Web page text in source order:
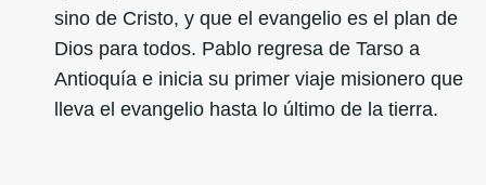
sino de Cristo, y que el evangelio es el plan de
Dios para todos. Pablo regresa de Tarso a
Antioquía e inicia su primer viaje misionero que
lleva el evangelio hasta lo último de la tierra.